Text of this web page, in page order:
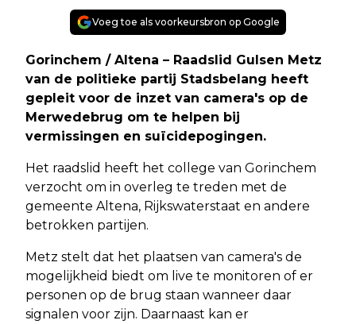
Voeg toe als voorkeursbron op Google
Gorinchem / Altena – Raadslid Gulsen Metz
van de politieke partij Stadsbelang heeft
gepleit voor de inzet van camera's op de
Merwedebrug om te helpen bij
vermissingen en suïcidepogingen.
Het raadslid heeft het college van Gorinchem
verzocht om in overleg te treden met de
gemeente Altena, Rijkswaterstaat en andere
betrokken partijen.
Metz stelt dat het plaatsen van camera's de
mogelijkheid biedt om live te monitoren of er
personen op de brug staan wanneer daar
signalen voor zijn. Daarnaast kan er